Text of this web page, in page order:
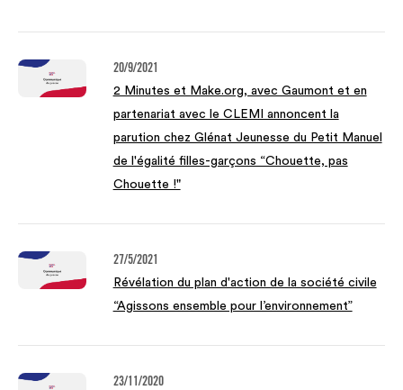
20/9/2021
2 Minutes et Make.org, avec Gaumont et en
partenariat avec le CLEMI annoncent la
parution chez Glénat Jeunesse du Petit Manuel
de l'égalité filles-garçons “Chouette, pas
Chouette !"
27/5/2021
Révélation du plan d'action de la société civile
“Agissons ensemble pour l’environnement”
23/11/2020